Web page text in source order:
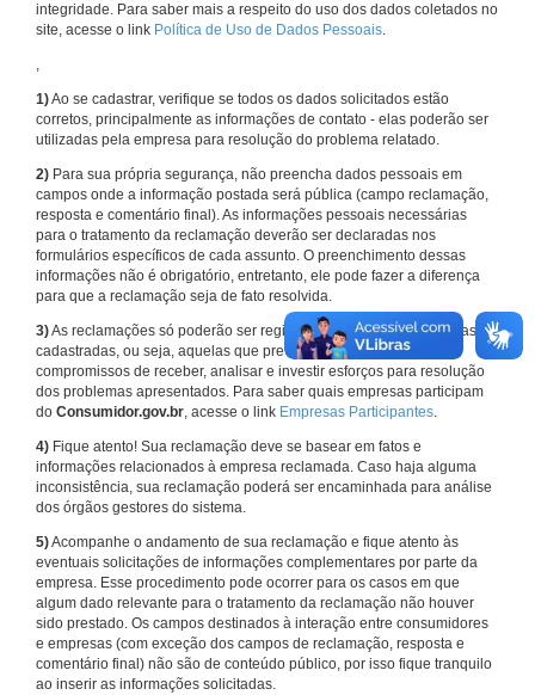
integridade. Para saber mais a respeito do uso dos dados coletados no
site, acesse o link Política de Uso de Dados Pessoais.
,
1)Ao se cadastrar, verifique se todos os dados solicitados estão
corretos, principalmente as informações de contato - elas poderão ser
utilizadas pela empresa para resolução do problema relatado.
2) Para sua própria segurança, não preencha dados pessoais em
campos onde a informação postada será pública (campo reclamação,
resposta e comentário final). As informações pessoais necessárias
para o tratamento da reclamação deverão ser declaradas nos
formulários específicos de cada assunto. O preenchimento dessas
informações não é obrigatório, entretanto, ele pode fazer a diferença
para que a reclamação seja de fato resolvida.
3)As reclamações só poderão ser registradas em face de empresas
cadastradas, ou seja, aquelas que previamente assumiram
compromissos de receber, analisar e investir esforços para resolução
dos problemas apresentados. Para saber quais empresas participam
do Consumidor.gov.br, acesse o link Empresas Participantes.
4) Fique atento! Sua reclamação deve se basear em fatos e
informações relacionados à empresa reclamada. Caso haja alguma
inconsistência, sua reclamação poderá ser encaminhada para análise
dos órgãos gestores do sistema.
5)Acompanhe o andamento de sua reclamação e fique atento às
eventuais solicitações de informações complementares por parte da
empresa. Esse procedimento pode ocorrer para os casos em que
algum dado relevante para o tratamento da reclamação não houver
sido prestado. Os campos destinados à interação entre consumidores
e empresas (com exceção dos campos de reclamação, resposta e
comentário final) não são de conteúdo público, por isso fique tranquilo
ao inserir as informações solicitadas.